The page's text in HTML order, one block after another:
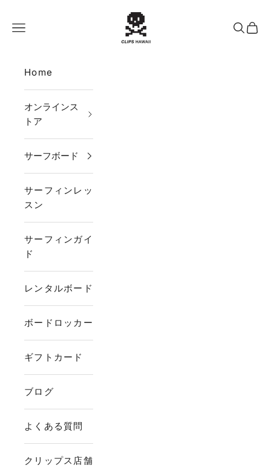
CLIPS HAWAII
メニュー
検索カー
Home
オンラインス
トア
サーフボード
サーフィンレッ
スン
サーフィンガイ
ド
レンタルボード
ボードロッカー
ギフトカード
ブログ
よくある質問
クリップス店舗